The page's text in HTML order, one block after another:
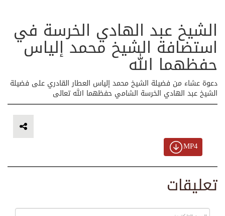
الشيخ عبد الهادي الخرسة في
استضافة الشيخ محمد إلياس
حفظهما الله
دعوة عشاء من فضيلة الشيخ محمد إلياس العطار القادري على فضيلة
الشيخ عبد الهادي الخرسة الشامي حفظهما الله تعالى
MP4
تعليقات